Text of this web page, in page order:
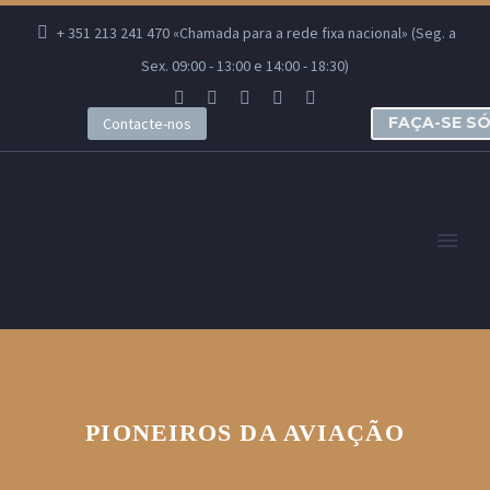
+ 351 213 241 470 «Chamada para a rede fixa nacional» (Seg. a
Sex. 09:00 - 13:00 e 14:00 - 18:30)
Contacte-nos FAÇA-SE
PIONEIROS DA AVIAÇÃO